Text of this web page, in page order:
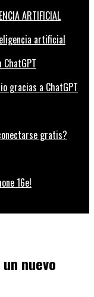
artificial
gracias a ChatGPT
gratis?
16e!
nuevo